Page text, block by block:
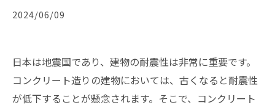
2024/06/09
日本は地震国であり、建物の耐震性は非常に重要です。
コンクリート造りの建物においては、古くなると耐震性
が低下することが懸念されます。そこで、コンクリート